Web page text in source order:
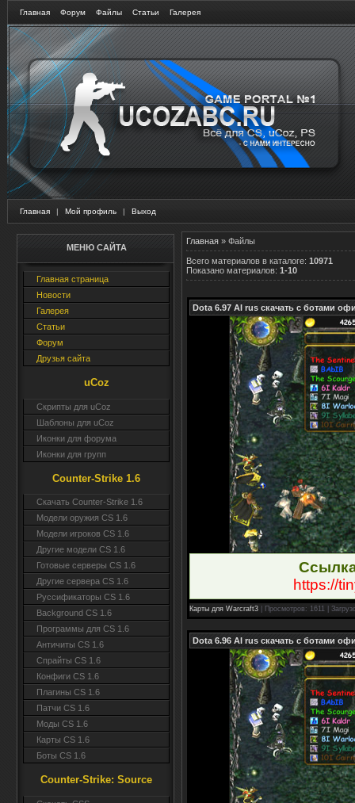
Главная Форум Файлы Статьи Галерея
Главная | Мой профиль | Выход
МЕНЮ САЙТА
Главная страница
Новости
Галерея
Статьи
Форум
Друзья сайта
uCoz
Скрипты для uCoz
Шаблоны для uCoz
Иконки для форума
Иконки для групп
Counter-Strike 1.6
Скачать Counter-Strike 1.6
Модели оружия CS 1.6
Модели игроков CS 1.6
Другие модели CS 1.6
Готовые серверы CS 1.6
Другие сервера CS 1.6
Руссификаторы CS 1.6
Background CS 1.6
Программы для CS 1.6
Античиты CS 1.6
Спрайты CS 1.6
Конфиги CS 1.6
Плагины CS 1.6
Патчи CS 1.6
Моды CS 1.6
Карты CS 1.6
Боты CS 1.6
Counter-Strike: Source
Главная » Файлы
Всего материалов в каталоге: 10971
Показано материалов: 1-10
Dota 6.97 AI rus скачать с ботами
https://
Карты для Warcraft3 | Просмотров: 1611 |
Dota 6.96 AI rus скачать с ботами